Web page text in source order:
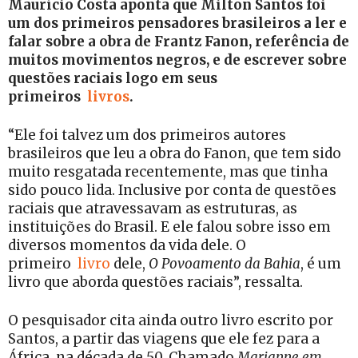
Maurício Costa aponta que Milton Santos foi
um dos primeiros pensadores brasileiros a ler e
falar sobre a obra de Frantz Fanon, referência de
muitos movimentos negros, e de escrever sobre
questões raciais logo em seus
primeiros livros.
“Ele foi talvez um dos primeiros autores
brasileiros que leu a obra do Fanon, que tem sido
muito resgatada recentemente, mas que tinha
sido pouco lida. Inclusive por conta de questões
raciais que atravessavam as estruturas, as
instituições do Brasil. E ele falou sobre isso em
diversos momentos da vida dele. O
primeiro livro dele, O Povoamento da Bahia, é um
livro que aborda questões raciais”, ressalta.
O pesquisador cita ainda outro livro escrito por
Santos, a partir das viagens que ele fez para a